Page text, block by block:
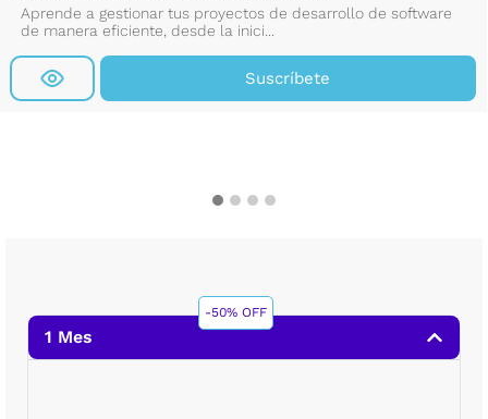
Aprende a gestionar tus proyectos de desarrollo de software
de manera eficiente, desde la inici...
Suscríbete
-50% OFF
1 Mes